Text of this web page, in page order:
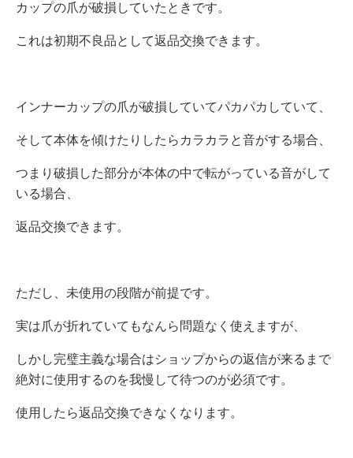
カップの爪が破損していたときです。
これは初期不良品として返品交換できます。
インナーカップの爪が破損していてパカパカしていて、
そして本体を傾けたりしたらカラカラと音がする場合、
つまり破損した部分が本体の中で転がっている音がして
いる場合、
返品交換できます。
ただし、未使用の段階が前提です。
実は爪が折れていてもなんら問題なく使えますが、
しかし完璧主義な場合はショップからの返信が来るまで
絶対に使用するのを我慢して待つのが必須です。
使用したら返品交換できなくなります。